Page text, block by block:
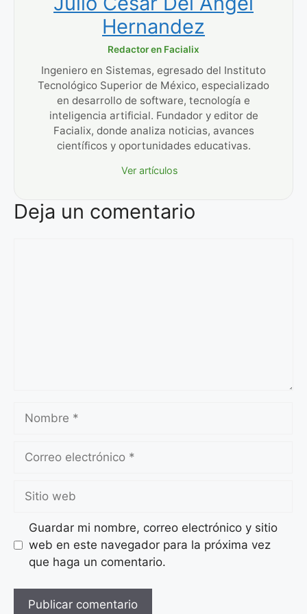
Hernandez
Redactor en Facialix
Ingeniero en Sistemas, egresado del Instituto
Tecnológico Superior de México, especializado
en desarrollo de software, tecnología e
inteligencia artificial. Fundador y editor de
Facialix, donde analiza noticias, avances
científicos y oportunidades educativas.
Ver artículos
Deja un comentario
Nombre
Correo
Sitio
web
Guardar mi nombre, correo electrónico y sitio
web en este navegador para la próxima vez
que haga un comentario.